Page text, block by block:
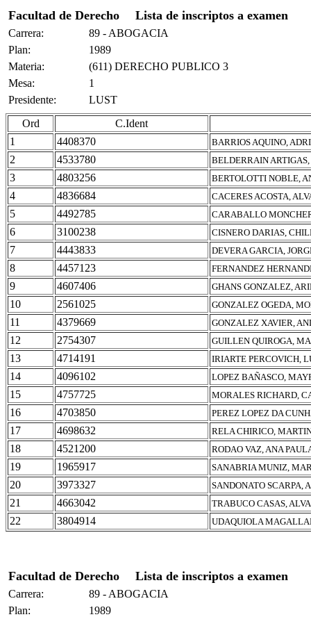
Facultad de Derecho Lista de inscriptos a examen
Carrera:
89 - ABOGACIA
Plan:
1989
Materia:
(611) DERECHO PUBLICO 3
Mesa:
1
Presidente:
LUST
Ord
C.Ident
1
4408370 BARRIOS AQUINO,
2 4533780 BELDERRAIN
3 4803256 BERTOLOTTI NOBLE,
4 4836684 CACERES ACOSTA,
5 4492785 CARABALLO
6 3100238 CISNERO DARIAS,
7 4443833 DEVERA GARCIA,
8 4457123 FERNANDEZ
9 4607406 GHANS GONZALEZ,
10 2561025 GONZALEZ OGEDA,
11 4379669 GONZALEZ XAVIER,
12 2754307 GUILLEN QUIROGA,
13 4714191 IRIARTE PERCOVICH,
14 4096102 LOPEZ BAÑASCO,
15 4757725 MORALES RICHARD,
16 4703850 PEREZ LOPEZ DA
17 4698632 RELA CHIRICO,
18 4521200 RODAO VAZ, ANA
19 1965917 SANABRIA MUNIZ,
20 3973327 SANDONATO SCARPA,
21 4663042 TRABUCO CASAS,
22 3804914 UDAQUIOLA
Facultad de Derecho Lista de inscriptos a examen
Carrera:
89 - ABOGACIA
Plan:
1989